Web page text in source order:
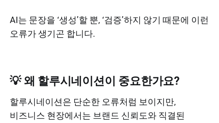
AI는 문장을 ‘생성’할 뿐, ‘검증’하지 않기 때문에 이런
오류가 생기곤 합니다.
💡 왜 할루시네이션이 중요한가요?
할루시네이션은 단순한 오류처럼 보이지만,
비즈니스 현장에서는 브랜드 신뢰도와 직결된